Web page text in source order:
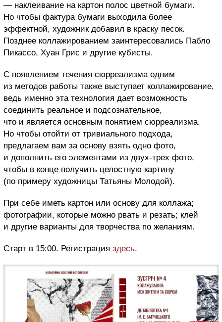
— наклеивание на картон полос цветной бумаги.
Но чтобы фактура бумаги выходила более
эффектной, художник добавил в краску песок.
Позднее коллажированием заинтересовались Пабло
Пикассо, Хуан Грис и другие кубисты.
С появлением течения сюрреализма одним
из методов работы также выступает коллажирование,
ведь именно эта технология дает возможность
соединить реальное и подсознательное,
что и является основным понятием сюрреализма.
Но чтобы отойти от тривиального подхода,
предлагаем вам за основу взять одно фото,
и дополнить его элементами из двух-трех фото,
чтобы в конце получить целостную картину
(по примеру художницы Татьяны Молодой).
При себе иметь картон или основу для коллажа;
фотографии, которые можно рвать и резать; клей
и другие варианты для творчества по желаниям.
Старт в 15:00. Регистрация здесь.